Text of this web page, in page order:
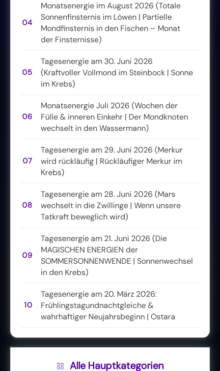
04
Monatsenergie im August 2026 (Totale
Sonnenfinsternis im Löwen | Partielle
Mondfinsternis in den Fischen – Monat
der Finsternisse)
05
Tagesenergie am 30. Juni 2026
(Kraftvoller Vollmond im Steinbock | Sonne
im Krebs)
06
Monatsenergie Juli 2026 (Wochen der
Fülle & inneren Einkehr | Der Mondknoten
wechselt in den Wassermann)
07
Tagesenergie am 29. Juni 2026 (Merkur
wird rückläufig | Rückläufiger Merkur im
Krebs)
08
Tagesenergie am 28. Juni 2026 (Mars
wechselt in die Zwillinge | Wenn unsere
Tatkraft beweglich wird)
09
Tagesenergie am 21. Juni 2026 (Die
MAGISCHEN ENERGIEN der
SOMMERSONNENWENDE | Sonnenwechsel
in den Krebs)
10
Tagesenergie am 20. März 2026:
Frühlingstagundnachtgleiche &
wahrhaftiger Neujahrsbeginn | Ostara
Alle Hauptkategorien